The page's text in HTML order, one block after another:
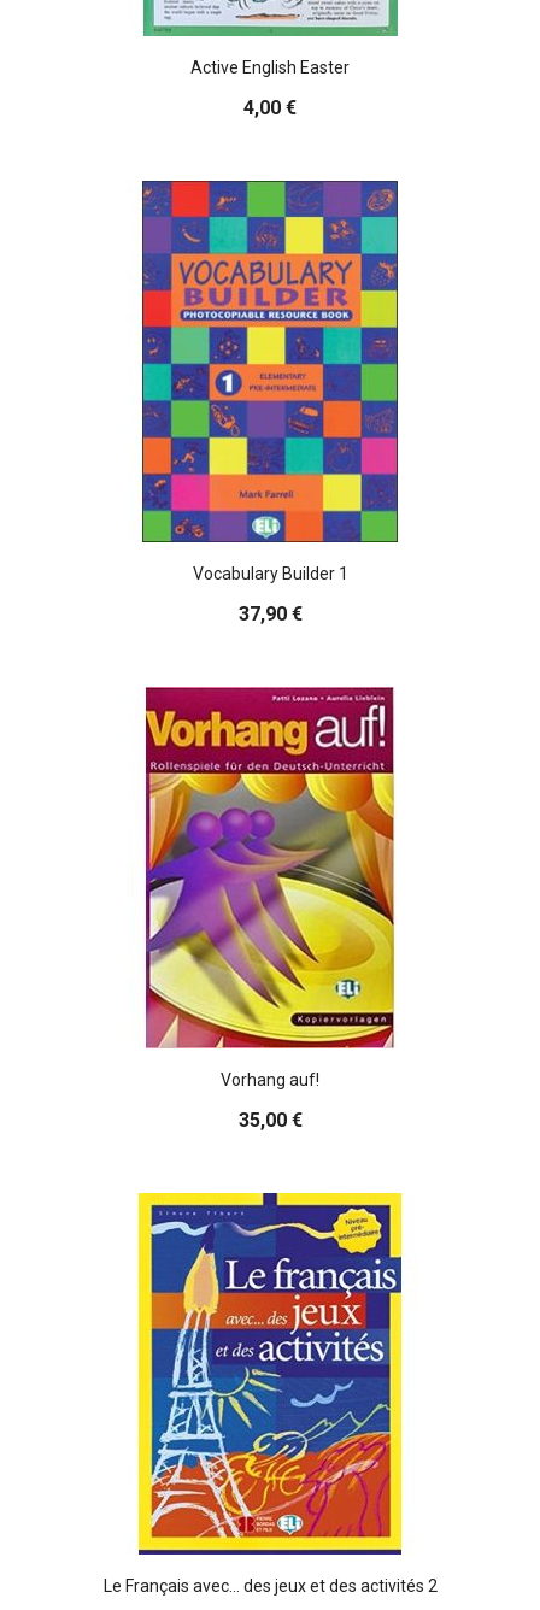
Active English Easter
4,00 €
Vocabulary Builder 1
37,90 €
Vorhang auf!
35,00 €
Le Français avec... des jeux et des activités 2